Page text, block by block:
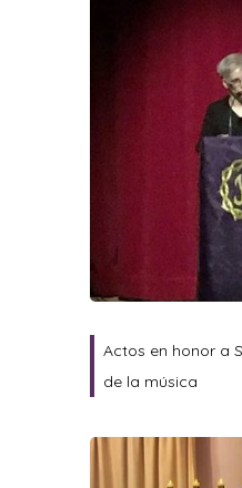
Actos en honor a
de la música